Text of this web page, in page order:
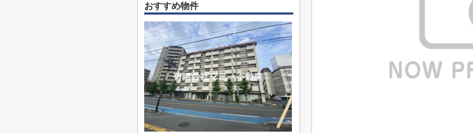
おすすめ物件